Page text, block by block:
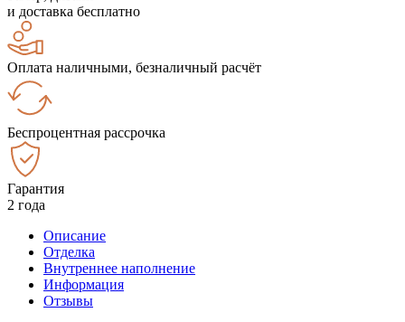
и доставка бесплатно
Оплата наличными, безналичный расчёт
Беспроцентная рассрочка
Гарантия
2 года
Описание
Отделка
Внутреннее наполнение
Информация
Отзывы